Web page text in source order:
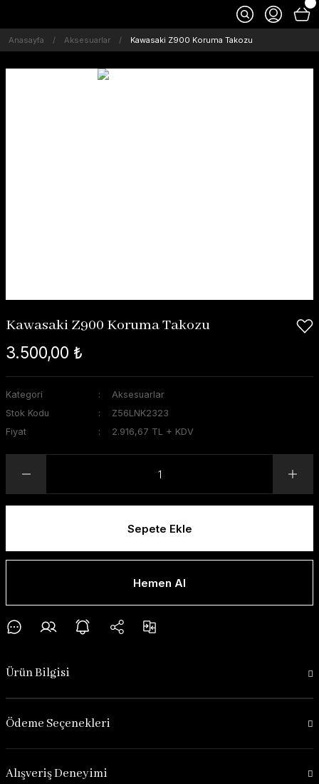
Anasayfa Aksesuarlar Kawasaki Z900 Koruma Takozu
Kawasaki Z900 Koruma Takozu
3.500,00 ₺
Kategori
Aksesuarlar
Stok Kodu
Z56LNK2323
Fiyat
2.916,67 TL + KDV
Sepete Ekle
Hemen Al
Ürün Bilgisi
Ödeme Seçenekleri
Alışveriş Deneyimi